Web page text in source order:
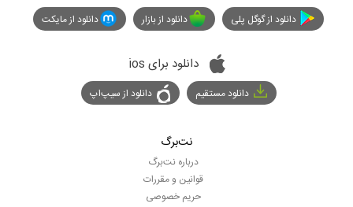
دانلود از گوگل پلی دانلود از بازار دانلود از مایکت
دانلود برای ios
دانلود مستقیم دانلود از سیپ‌اپ
نت‌برگ
درباره نت‌برگ
قوانین و مقررات
حریم خصوصی